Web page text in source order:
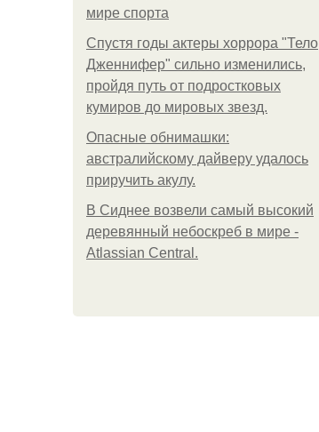
мире спорта
Спустя годы актеры хоррора "Тело
Дженнифер" сильно изменились,
пройдя путь от подростковых
кумиров до мировых звезд.
Опасные обнимашки:
австралийскому дайверу удалось
приручить акулу.
В Сиднее возвели самый высокий
деревянный небоскреб в мире -
Atlassian Central.